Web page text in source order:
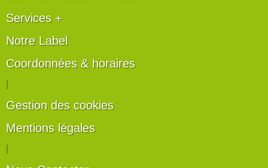
Services +
Notre Label
Coordonnées & horaires
Gestion des cookies
Mentions légales